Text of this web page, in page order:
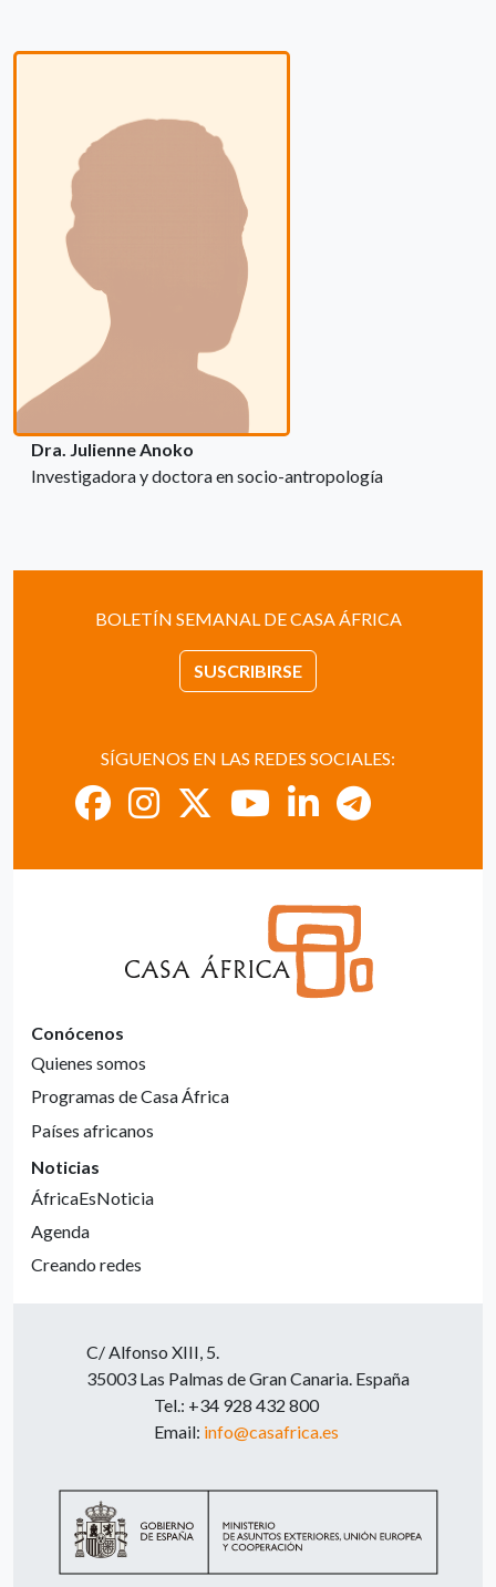
Dra. Julienne Anoko
Investigadora y doctora en socio-antropología
BOLETÍN SEMANAL DE CASA ÁFRICA
SUSCRIBIRSE
SÍGUENOS EN LAS REDES SOCIALES:
Conócenos
Quienes somos
Programas de Casa África
Países africanos
Noticias
ÁfricaEsNoticia
Agenda
Creando redes
C/ Alfonso XIII, 5.
35003 Las Palmas de Gran Canaria. España
Tel.: +34 928 432 800
Email: info@casafrica.es